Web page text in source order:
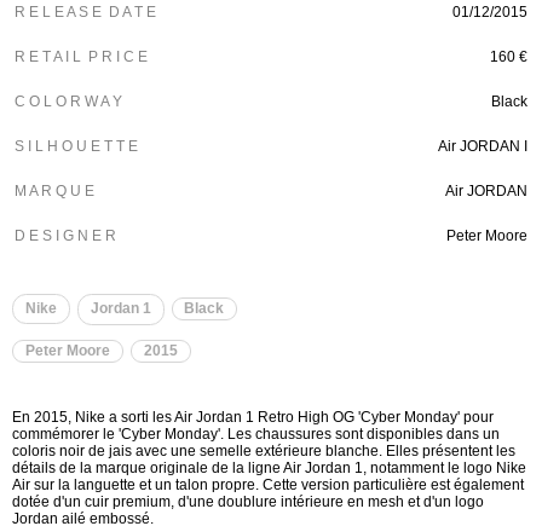
R E L E A S E D A T E 01/12/2015
R E T A I L P R I C E 160 €
C O L O R W A Y Black
S I L H O U E T T E Air JORDAN I
M A R Q U E Air JORDAN
D E S I G N E R Peter Moore
Nike Jordan 1 Black
Peter Moore 2015
En 2015, Nike a sorti les Air Jordan 1 Retro High OG 'Cyber Monday' pour
commémorer le 'Cyber Monday'. Les chaussures sont disponibles dans un
coloris noir de jais avec une semelle extérieure blanche. Elles présentent les
détails de la marque originale de la ligne Air Jordan 1, notamment le logo Nike
Air sur la languette et un talon propre. Cette version particulière est également
dotée d'un cuir premium, d'une doublure intérieure en mesh et d'un logo
Jordan ailé embossé.